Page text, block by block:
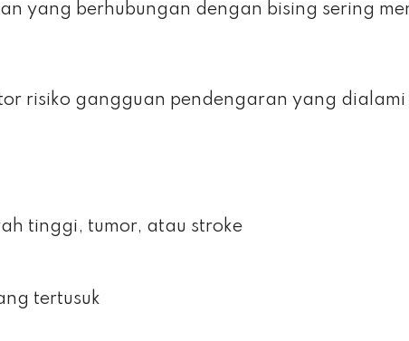
yang berhubungan dengan bising sering
risiko gangguan pendengaran yang dialami
tinggi, tumor, atau stroke
tertusuk